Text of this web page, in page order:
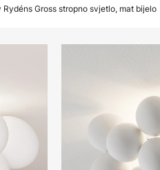
Rydéns Gross stropno svjetlo, mat bijelo